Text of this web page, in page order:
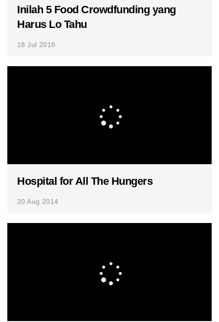
Inilah 5 Food Crowdfunding yang
Harus Lo Tahu
18 Jul 2018
Hospital for All The Hungers
20 Aug 2014